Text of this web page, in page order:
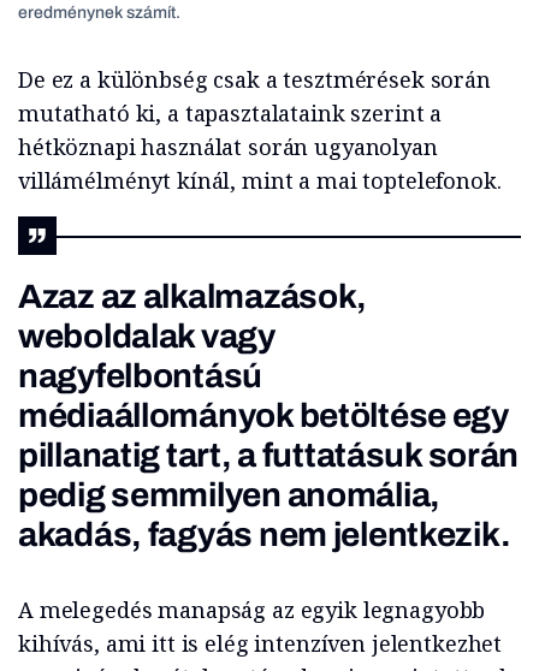
eredménynek számít.
De ez a különbség csak a tesztmérések során
mutatható ki, a tapasztalataink szerint a
hétköznapi használat során ugyanolyan
villámélményt kínál, mint a mai toptelefonok.
Azaz az alkalmazások,
weboldalak vagy
nagyfelbontású
médiaállományok betöltése egy
pillanatig tart, a futtatásuk során
pedig semmilyen anomália,
akadás, fagyás nem jelentkezik.
A melegedés manapság az egyik legnagyobb
kihívás, ami itt is elég intenzíven jelentkezhet